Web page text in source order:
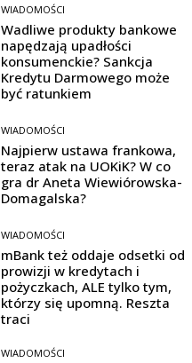
WIADOMOŚCI
Wadliwe produkty bankowe
napędzają upadłości
konsumenckie? Sankcja
Kredytu Darmowego może
być ratunkiem
WIADOMOŚCI
Najpierw ustawa frankowa,
teraz atak na UOKiK? W co
gra dr Aneta Wiewiórowska-
Domagalska?
WIADOMOŚCI
mBank też oddaje odsetki od
prowizji w kredytach i
pożyczkach, ALE tylko tym,
którzy się upomną. Reszta
traci
WIADOMOŚCI